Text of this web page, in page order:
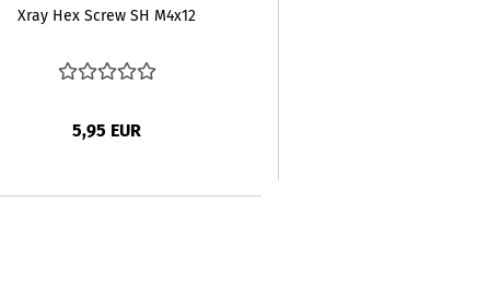
Xray Hex Screw SH M4x12
5,95 EUR